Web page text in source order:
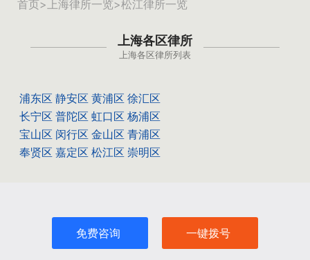
首页> 上海律所一览>松江律所一览
上海各区律所
上海各区律所列表
浦东区 静安区 黄浦区 徐汇区
长宁区 普陀区 虹口区 杨浦区
宝山区 闵行区 金山区 青浦区
奉贤区 嘉定区 松江区 崇明区
免费咨询 一键拨号